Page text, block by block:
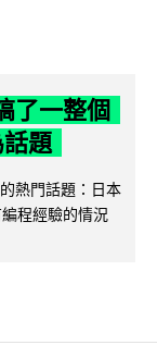
了一整個
題
熱門話題：日本
程經驗的情況